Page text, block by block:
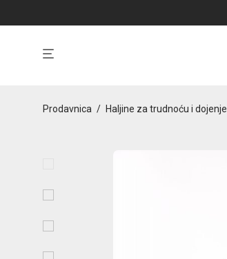
Prodavnica / Haljine za trudnoću i dojenje